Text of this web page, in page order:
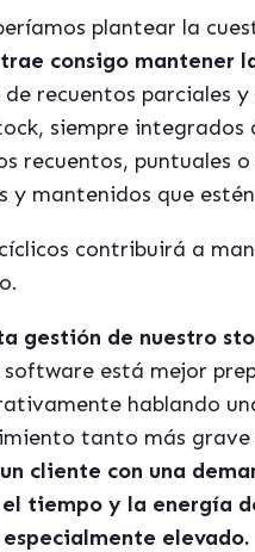
plantear la
consigo mantener
recuentos parciales
siempre integrados
recuentos, puntuales o
y mantenidos que
contribuirá a
gestión de nuestro
está mejor
hablando
tanto más
cliente con una
tiempo y la energía
elevado.